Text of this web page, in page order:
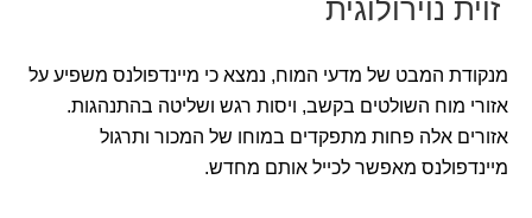
זוית נוירולוגית
מנקודת המבט של מדעי המוח, נמצא כי מיינדפולנס משפיע על
אזורי מוח השולטים בקשב, ויסות רגש ושליטה בהתנהגות.
אזורים אלה פחות מתפקדים במוחו של המכור ותרגול
מיינדפולנס מאפשר לכייל אותם מחדש.